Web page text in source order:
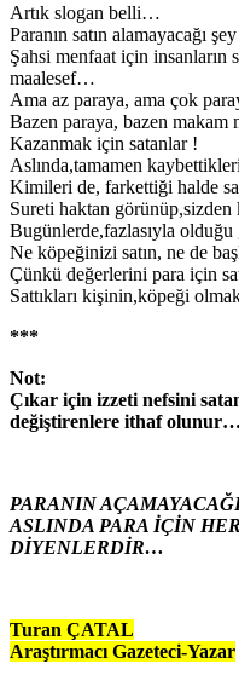
Artık slogan belli…
Paranın satın alamayacağı
Şahsi menfaat için insanların
maalesef…
Ama az paraya, ama çok
Bazen paraya, bazen
Kazanmak için satanlar !
Aslında,tamamen
Kimileri de, farkettiği halde
Sureti haktan
Bugünlerde,fazlasıyla
Ne köpeğinizi satın, ne de
Çünkü değerlerini para için
Sattıkları kişinin,köpeği
***
Not:
Çıkar için izzeti nefsini
değiştirenlere ithaf olunur…
PARANIN
ASLINDA PARA İÇİN
DİYENLERDİR…
Turan ÇATAL
Araştırmacı Gazeteci-Yazar